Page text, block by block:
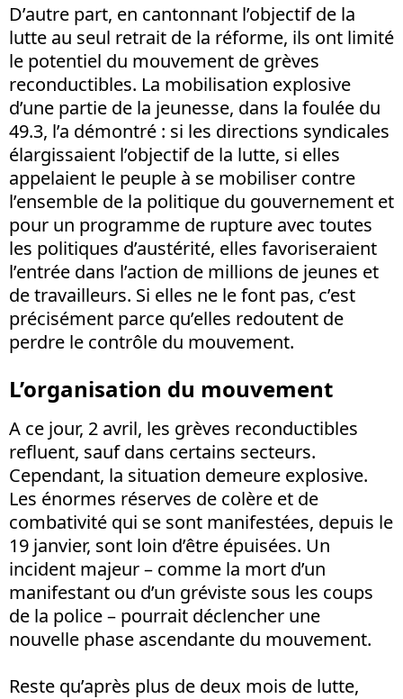
D’autre part, en cantonnant l’objectif de la
lutte au seul retrait de la réforme, ils ont limité
le potentiel du mouvement de grèves
reconductibles. La mobilisation explosive
d’une partie de la jeunesse, dans la foulée du
49.3, l’a démontré : si les directions syndicales
élargissaient l’objectif de la lutte, si elles
appelaient le peuple à se mobiliser contre
l’ensemble de la politique du gouvernement et
pour un programme de rupture avec toutes
les politiques d’austérité, elles favoriseraient
l’entrée dans l’action de millions de jeunes et
de travailleurs. Si elles ne le font pas, c’est
précisément parce qu’elles redoutent de
perdre le contrôle du mouvement.
L’organisation du mouvement
A ce jour, 2 avril, les grèves reconductibles
refluent, sauf dans certains secteurs.
Cependant, la situation demeure explosive.
Les énormes réserves de colère et de
combativité qui se sont manifestées, depuis le
19 janvier, sont loin d’être épuisées. Un
incident majeur – comme la mort d’un
manifestant ou d’un gréviste sous les coups
de la police – pourrait déclencher une
nouvelle phase ascendante du mouvement.
Reste qu’après plus de deux mois de lutte,